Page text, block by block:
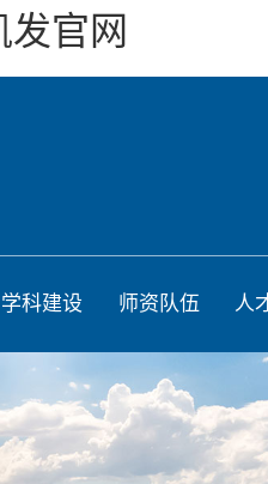
发官网
学科建设 师资队伍 人